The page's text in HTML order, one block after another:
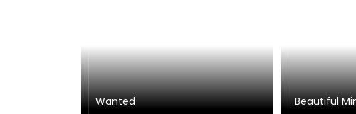
Wanted Beautiful